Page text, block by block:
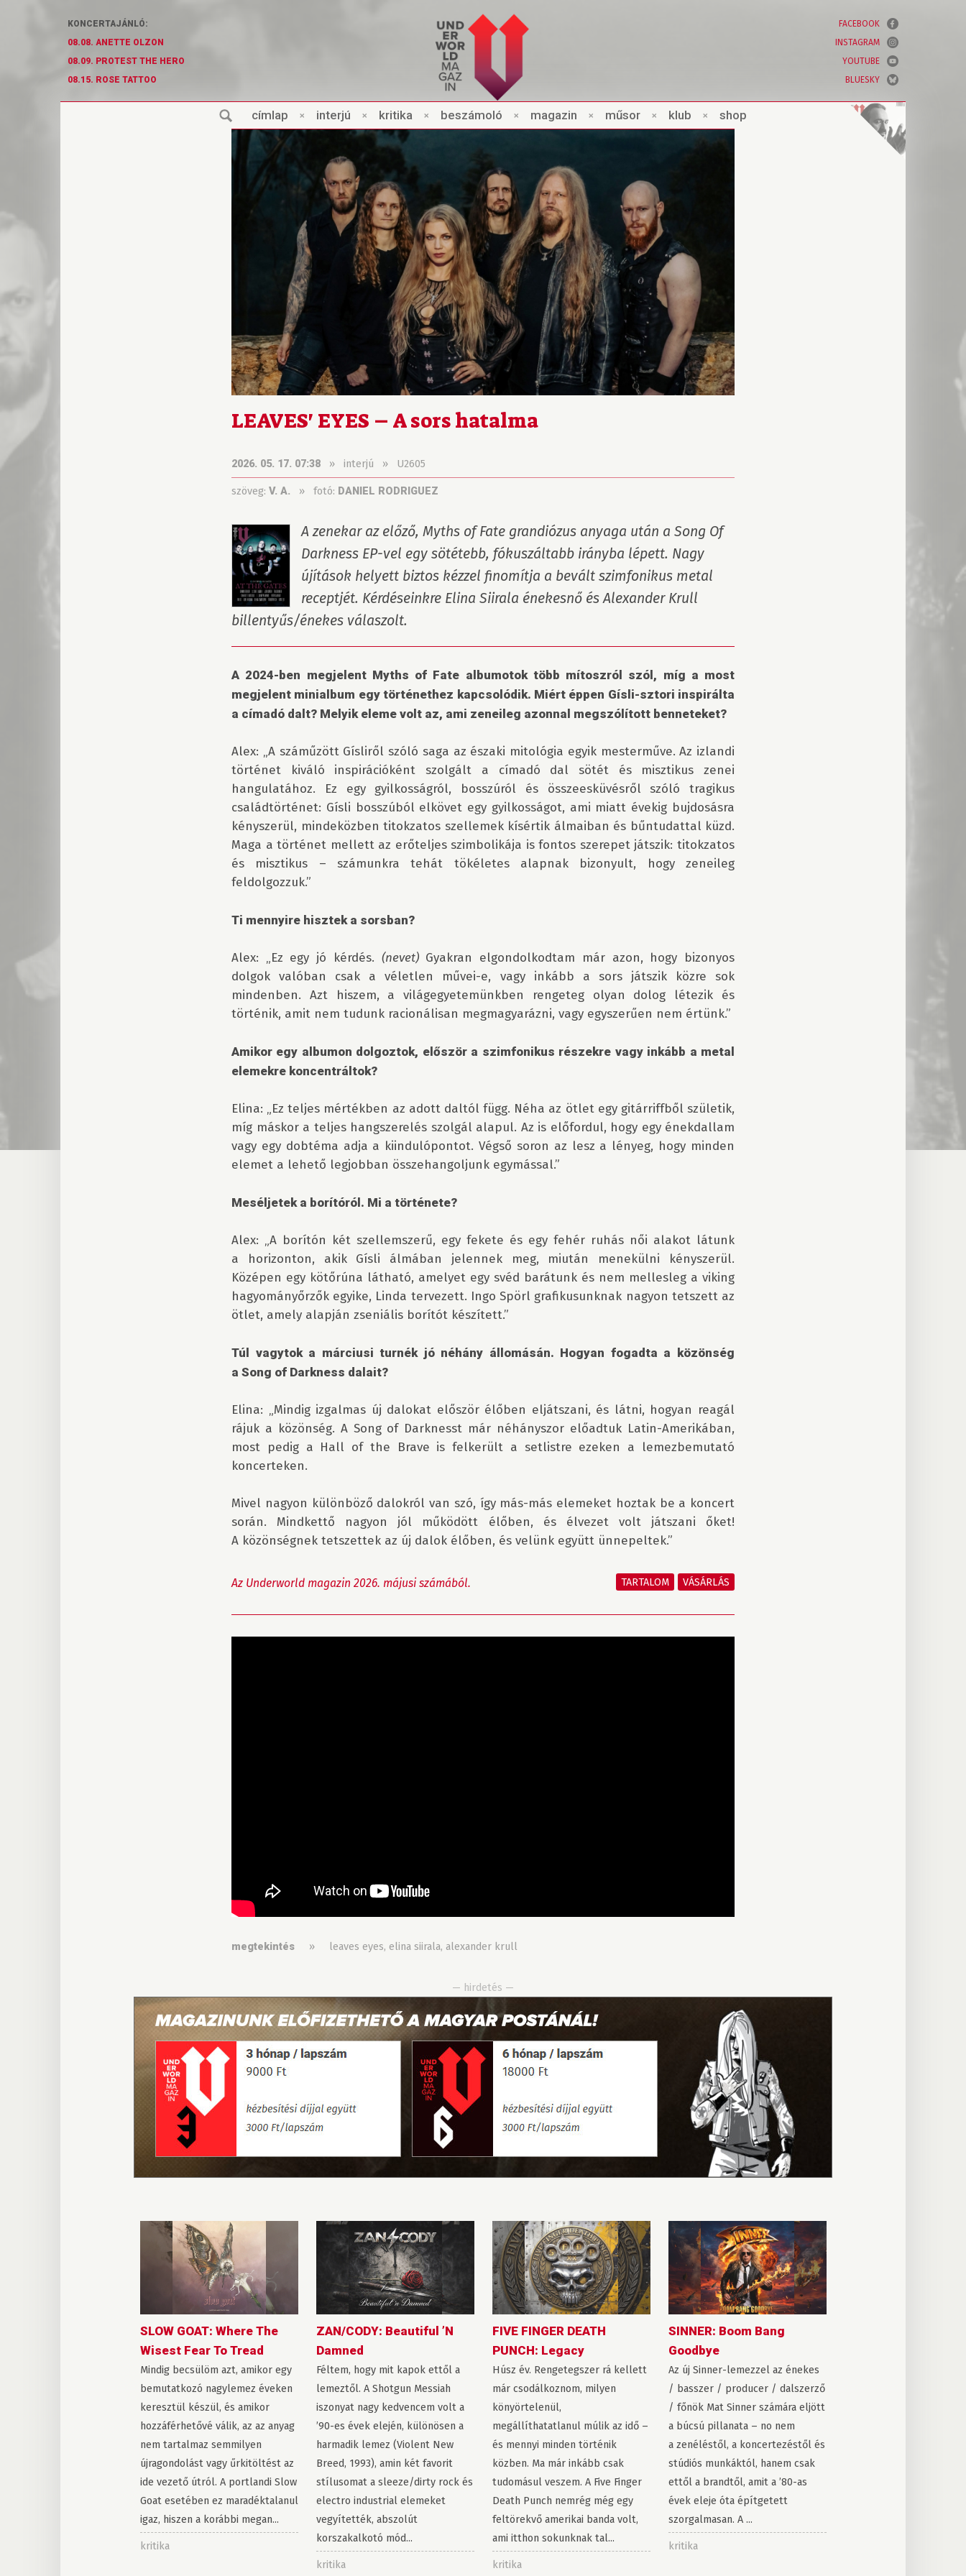
KONCERTAJÁNLÓ:
08.08. ANETTE OLZON
08.09. PROTEST THE HERO
08.15. ROSE TATTOO
FACEBOOK
INSTAGRAM
YOUTUBE
BLUESKY
címlap × interjú × kritika × beszámoló × magazin × műsor × klub × shop
LEAVES' EYES – A sors hatalma
2026. 05. 17. 07:38 » interjú » U2605
szöveg: V. A. » fotó: DANIEL RODRIGUEZ
A zenekar az előző, Myths of Fate grandiózus anyaga után a Song Of
Darkness EP-vel egy sötétebb, fókuszáltabb irányba lépett. Nagy
újítások helyett biztos kézzel finomítja a bevált szimfonikus metal
receptjét. Kérdéseinkre Elina Siirala énekesnő és Alexander Krull
billentyűs/énekes válaszolt.
A 2024-ben megjelent Myths of Fate albumotok több mítoszról szól, míg a most
megjelent minialbum egy történethez kapcsolódik. Miért éppen Gísli-sztori inspirálta
a címadó dalt? Melyik eleme volt az, ami zeneileg azonnal megszólított benneteket?
Alex: „A száműzött Gísliről szóló saga az északi mitológia egyik mesterműve. Az izlandi
történet kiváló inspirációként szolgált a címadó dal sötét és misztikus zenei
hangulatához. Ez egy gyilkosságról, bosszúról és összeesküvésről szóló tragikus
családtörténet: Gísli bosszúból elkövet egy gyilkosságot, ami miatt évekig bujdosásra
kényszerül, mindeközben titokzatos szellemek kísértik álmaiban és bűntudattal küzd.
Maga a történet mellett az erőteljes szimbolikája is fontos szerepet játszik: titokzatos
és misztikus – számunkra tehát tökéletes alapnak bizonyult, hogy zeneileg
feldolgozzuk.”
Ti mennyire hisztek a sorsban?
Alex: „Ez egy jó kérdés. (nevet) Gyakran elgondolkodtam már azon, hogy bizonyos
dolgok valóban csak a véletlen művei-e, vagy inkább a sors játszik közre sok
mindenben. Azt hiszem, a világegyetemünkben rengeteg olyan dolog létezik és
történik, amit nem tudunk racionálisan megmagyarázni, vagy egyszerűen nem értünk.”
Amikor egy albumon dolgoztok, először a szimfonikus részekre vagy inkább a metal
elemekre koncentráltok?
Elina: „Ez teljes mértékben az adott daltól függ. Néha az ötlet egy gitárriffből születik,
míg máskor a teljes hangszerelés szolgál alapul. Az is előfordul, hogy egy énekdallam
vagy egy dobtéma adja a kiindulópontot. Végső soron az lesz a lényeg, hogy minden
elemet a lehető legjobban összehangoljunk egymással.”
Meséljetek a borítóról. Mi a története?
Alex: „A borítón két szellemszerű, egy fekete és egy fehér ruhás női alakot látunk
a horizonton, akik Gísli álmában jelennek meg, miután menekülni kényszerül.
Középen egy kötőrúna látható, amelyet egy svéd barátunk és nem mellesleg a viking
hagyományőrzők egyike, Linda tervezett. Ingo Spörl grafikusunknak nagyon tetszett az
ötlet, amely alapján zseniális borítót készített.”
Túl vagytok a márciusi turnék jó néhány állomásán. Hogyan fogadta a közönség
a Song of Darkness dalait?
Elina: „Mindig izgalmas új dalokat először élőben eljátszani, és látni, hogyan reagál
rájuk a közönség. A Song of Darknesst már néhányszor előadtuk Latin-Amerikában,
most pedig a Hall of the Brave is felkerült a setlistre ezeken a lemezbemutató
koncerteken.
Mivel nagyon különböző dalokról van szó, így más-más elemeket hoztak be a koncert
során. Mindkettő nagyon jól működött élőben, és élvezet volt játszani őket!
A közönségnek tetszettek az új dalok élőben, és velünk együtt ünnepeltek.”
TARTALOM VÁSÁRLÁS
Az Underworld magazin 2026. májusi számából.
megtekintés » leaves eyes, elina siirala, alexander krull
— hirdetés —
SLOW GOAT: Where The
Wisest Fear To Tread
Mindig becsülöm azt, amikor egy
bemutatkozó nagylemez éveken
keresztül készül, és amikor
hozzáférhetővé válik, az az anyag
nem tartalmaz semmilyen
újragondolást vagy űrkitöltést az
ide vezető útról. A portlandi Slow
Goat esetében ez maradéktalanul
igaz, hiszen a korábbi megan...
kritika
ZAN/CODY: Beautiful ’N
Damned
Féltem, hogy mit kapok ettől a
lemeztől. A Shotgun Messiah
iszonyat nagy kedvencem volt a
’90-es évek elején, különösen a
harmadik lemez (Violent New
Breed, 1993), amin két favorit
stílusomat a sleeze/dirty rock és
electro industrial elemeket
vegyítették, abszolút
korszakalkotó mód...
kritika
FIVE FINGER DEATH
PUNCH: Legacy
Húsz év. Rengetegszer rá kellett
már csodálkoznom, milyen
könyörtelenül,
megállíthatatlanul múlik az idő –
és mennyi minden történik
közben. Ma már inkább csak
tudomásul veszem. A Five Finger
Death Punch nemrég még egy
feltörekvő amerikai banda volt,
ami itthon sokunknak tal...
kritika
SINNER: Boom Bang
Goodbye
Az új Sinner-lemezzel az énekes
/ basszer / producer / dalszerző
/ főnök Mat Sinner számára eljött
a búcsú pillanata – no nem
a zenéléstől, a koncertezéstől és
stúdiós munkáktól, hanem csak
ettől a brandtől, amit a ’80-as
évek eleje óta építgetett
szorgalmasan. A ...
kritika